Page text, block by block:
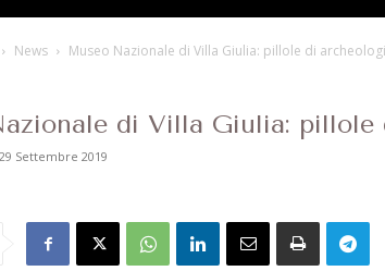
News Museo Nazionale di Villa Giulia: pillole di
di Villa Giulia: pillole
29 Settembre 2019